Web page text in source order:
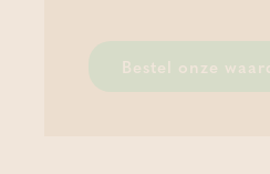
Bestel onze